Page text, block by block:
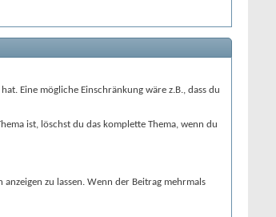
Eine mögliche Einschränkung wäre z.B., dass du
ist, löschst du das komplette Thema, wenn du
zu lassen. Wenn der Beitrag mehrmals